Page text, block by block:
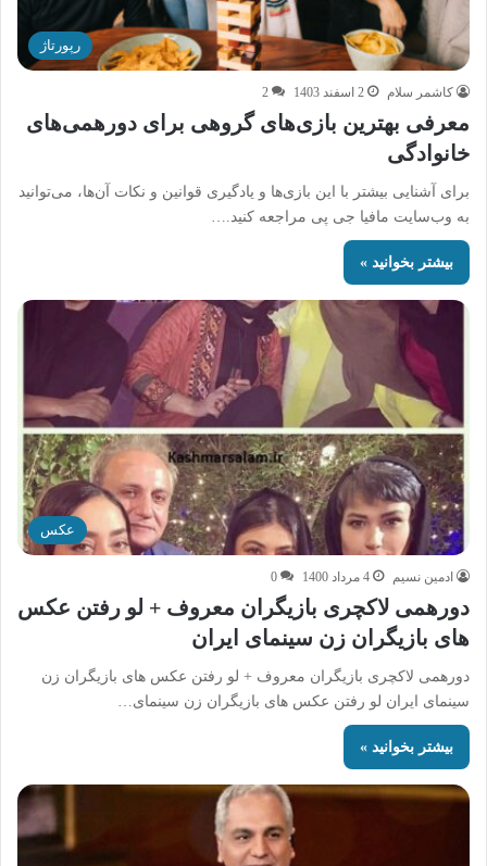
رپورتاژ
کاشمر سلام 2 اسفند 1403 2
معرفی بهترین بازی‌های گروهی برای دورهمی‌های
خانوادگی
برای آشنایی بیشتر با این بازی‌ها و یادگیری قوانین و نکات آن‌ها، می‌توانید
به وب‌سایت مافیا جی پی مراجعه کنید.…
بیشتر بخوانید »
عکس
ادمین نسیم 4 مرداد 1400 0
دورهمی لاکچری بازیگران معروف + لو رفتن عکس
های بازیگران زن سینمای ایران
دورهمی لاکچری بازیگران معروف + لو رفتن عکس های بازیگران زن
سینمای ایران لو رفتن عکس های بازیگران زن سینمای…
بیشتر بخوانید »